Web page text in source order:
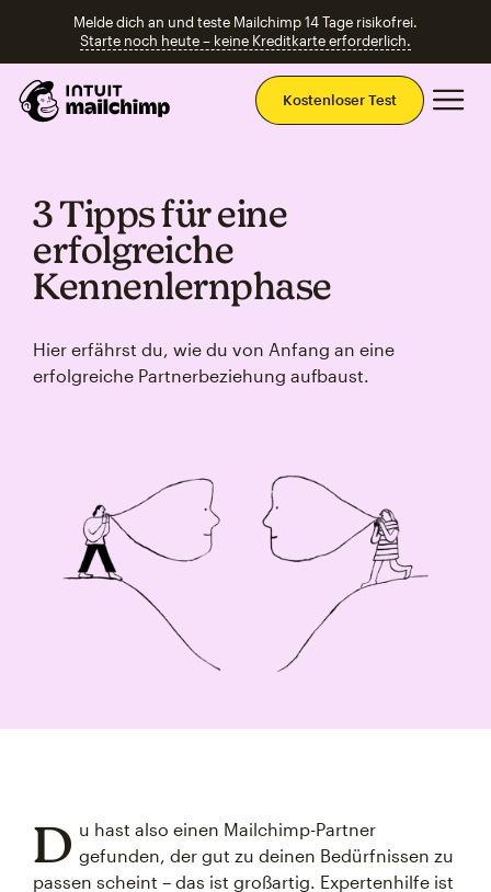
Melde dich an und teste Mailchimp 14 Tage risikofrei.
Starte noch heute – keine Kreditkarte erforderlich.
Kostenloser Test
3 Tipps für eine
erfolgreiche
Kennenlernphase
Hier erfährst du, wie du von Anfang an eine
erfolgreiche Partnerbeziehung aufbaust.
D u hast also einen Mailchimp-Partner
gefunden, der gut zu deinen Bedürfnissen zu
passen scheint – das ist großartig. Expertenhilfe ist